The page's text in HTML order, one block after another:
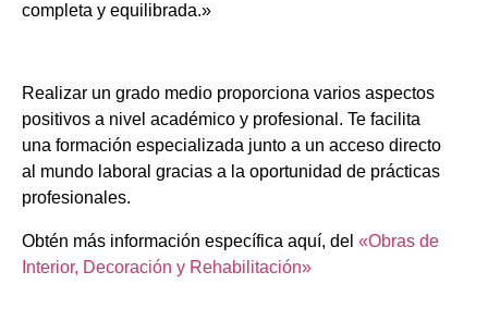
completa y equilibrada.»
Realizar un grado medio proporciona varios aspectos
positivos a nivel académico y profesional. Te facilita
una formación especializada junto a un acceso directo
al mundo laboral gracias a la oportunidad de prácticas
profesionales.
Obtén más información específica aquí, del «Obras de
Interior, Decoración y Rehabilitación»